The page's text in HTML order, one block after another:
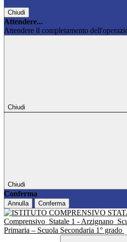
Chiudi
Attendere...
Attendere il completamento
Chiudi
Chiudi
Conferma
Annulla Conferma
Comprensivo Statale 1 - Arzignano
Primaria – Scuola Secondaria 1° grado